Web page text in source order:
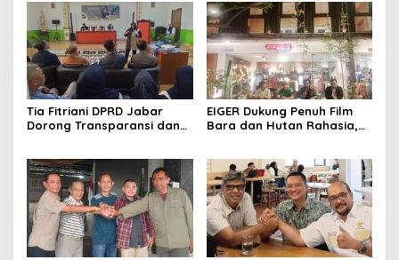
Ketua IWP Jabar
Kabupaten Bandung
Tia Fitriani DPRD Jabar
Dorong Transparansi dan
Tingkat Desa
EIGER Dukung Penuh Film
Bara dan Hutan Rahasia,